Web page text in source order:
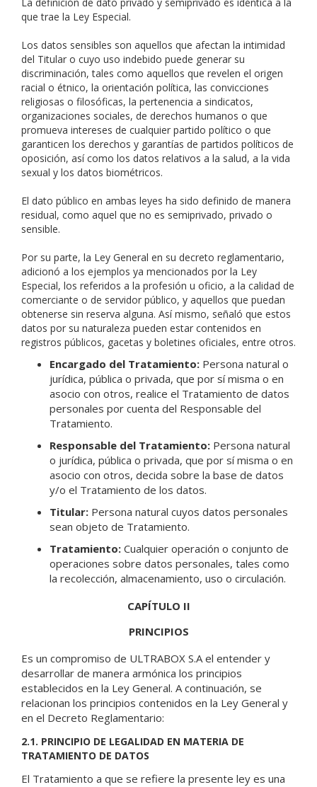
que trae la Ley Especial.
Los datos sensibles son aquellos que afectan la intimidad
del Titular o cuyo uso indebido puede generar su
discriminación, tales como aquellos que revelen el origen
racial o étnico, la orientación política, las convicciones
religiosas o filosóficas, la pertenencia a sindicatos,
organizaciones sociales, de derechos humanos o que
promueva intereses de cualquier partido político o que
garanticen los derechos y garantías de partidos políticos de
oposición, así como los datos relativos a la salud, a la vida
sexual y los datos biométricos.
El dato público en ambas leyes ha sido definido de manera
residual, como aquel que no es semiprivado, privado o
sensible.
Por su parte, la Ley General en su decreto reglamentario,
adicionó a los ejemplos ya mencionados por la Ley
Especial, los referidos a la profesión u oficio, a la calidad de
comerciante o de servidor público, y aquellos que puedan
obtenerse sin reserva alguna. Así mismo, señaló que estos
datos por su naturaleza pueden estar contenidos en
registros públicos, gacetas y boletines oficiales, entre otros.
Encargado del Tratamiento: Persona natural o
jurídica, pública o privada, que por sí misma o en
asocio con otros, realice el Tratamiento de datos
personales por cuenta del Responsable del
Tratamiento.
Responsable del Tratamiento: Persona natural
o jurídica, pública o privada, que por sí misma o en
asocio con otros, decida sobre la base de datos
y/o el Tratamiento de los datos.
Titular: Persona natural cuyos datos personales
sean objeto de Tratamiento.
Tratamiento: Cualquier operación o conjunto de
operaciones sobre datos personales, tales como
la recolección, almacenamiento, uso o circulación.
CAPÍTULO II
PRINCIPIOS
Es un compromiso de ULTRABOX S.A el entender y
desarrollar de manera armónica los principios
establecidos en la Ley General. A continuación, se
relacionan los principios contenidos en la Ley General y
en el Decreto Reglamentario:
2.1. PRINCIPIO DE LEGALIDAD EN MATERIA DE
TRATAMIENTO DE DATOS
El Tratamiento a que se refiere la presente ley es una